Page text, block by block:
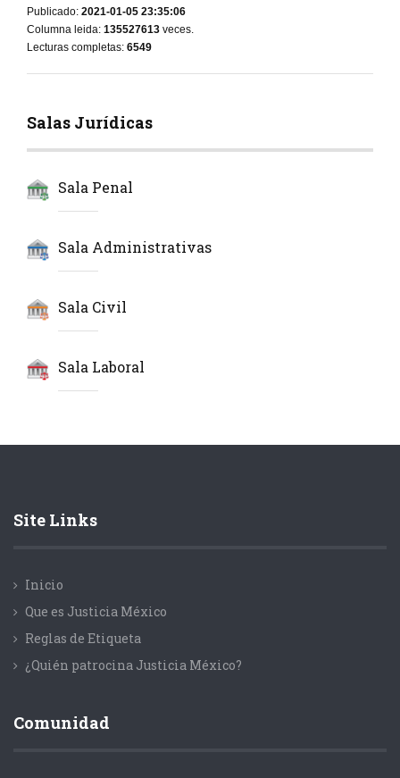
Publicado: 2021-01-05 23:35:06
Columna leida: 135527613 veces.
Lecturas completas: 6549
Salas Jurídicas
Sala Penal
Sala Administrativas
Sala Civil
Sala Laboral
Site Links
Inicio
Que es Justicia México
Reglas de Etiqueta
¿Quién patrocina Justicia México?
Comunidad